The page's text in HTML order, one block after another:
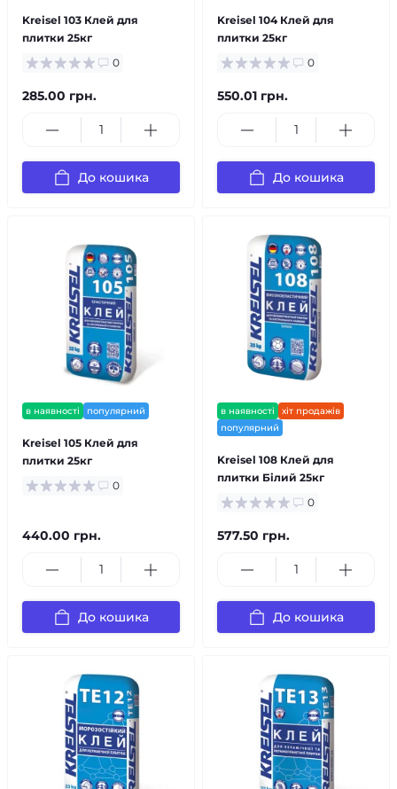
Kreisel 103 Клей для
плитки 25кг
0
285.00 грн.
До кошика
Kreisel 104 Клей для
плитки 25кг
0
550.01 грн.
До кошика
в наявності популярний
Kreisel 105 Клей для
плитки 25кг
0
440.00 грн.
До кошика
в наявності
хіт продажів
популярний
Kreisel 108 Клей для
плитки Білий 25кг
0
577.50 грн.
До кошика